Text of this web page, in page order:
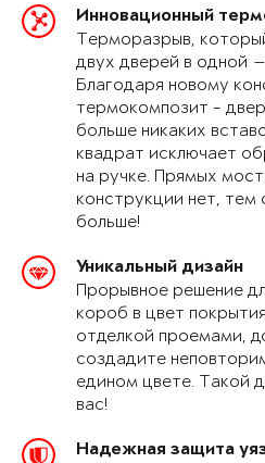
Инновационный
Терморазрыв,
двух дверей в одной
Благодаря новому
термокомпозит -
больше никаких
квадрат исключает
на ручке. Прямых
конструкции нет,
больше!
Уникальный дизайн
Прорывное решение
короб в цвет
отделкой проемами,
создадите
едином цвете. Такой
вас!
Надежная защита